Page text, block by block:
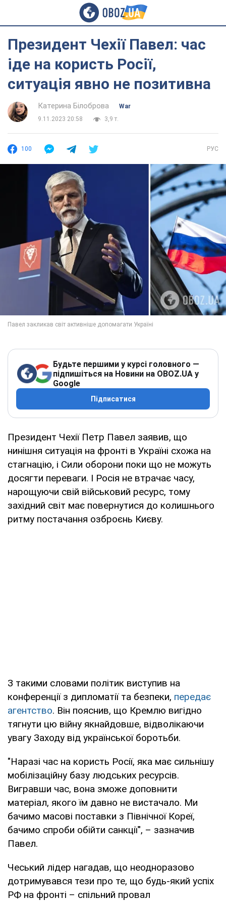
Президент Чехії Павел: час
іде на користь Росії,
ситуація явно не позитивна
Катерина Білоброва
War
9.11.2023 20:58
3,9 т.
100 РУС
Будьте першими у курсі головного —
підпишіться на Новини на OBOZ.UA у
Google
Підписатися
Президент Чехії Петр Павел заявив, що
нинішня ситуація на фронті в Україні схожа на
стагнацію, і Сили оборони поки що не можуть
досягти переваги. І Росія не втрачає часу,
нарощуючи свій військовий ресурс, тому
західний світ має повернутися до колишнього
ритму постачання озброєнь Києву.
З такими словами політик виступив на
конференції з дипломатії та безпеки, передає
агентство. Він пояснив, що Кремлю вигідно
тягнути цю війну якнайдовше, відволікаючи
увагу Заходу від української боротьби.
"Наразі час на користь Росії, яка має сильнішу
мобілізаційну базу людських ресурсів.
Вигравши час, вона зможе доповнити
матеріал, якого їм давно не вистачало. Ми
бачимо масові поставки з Північної Кореї,
бачимо спроби обійти санкції", – зазначив
Павел.
Чеський лідер нагадав, що неодноразово
дотримувався тези про те, що будь-який успіх
РФ на фронті – спільний провал